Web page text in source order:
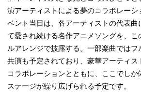
演アーティストによる夢のコラボレーシ
ベント当日は、各アーティストの代表曲
て愛され続ける名作アニメソングを、こ
ルアレンジで披露する。一部楽曲では
共演も予定されており、豪華アーティス
コラボレーションとともに、ここでしか
ステージが繰り広げられる予定です。